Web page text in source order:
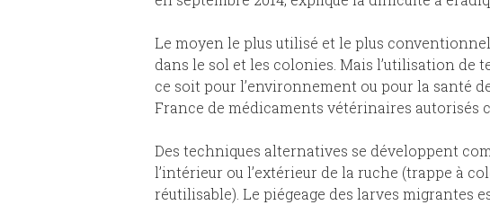
Le moyen le plus utilisé et le plus
dans le sol et les colonies. Mais l’utilisation de
ce soit pour l’environnement ou pour la santé
France de médicaments vétérinaires autorisés
Des techniques alternatives se développent
l’intérieur ou l’extérieur de la ruche (trappe à
réutilisable). Le piégeage des larves migrantes